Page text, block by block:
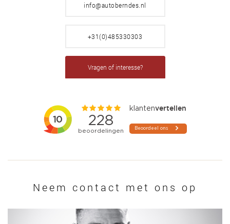
info@autoberndes.nl
+31(0)485330303
Vragen of interesse?
Neem contact met ons op